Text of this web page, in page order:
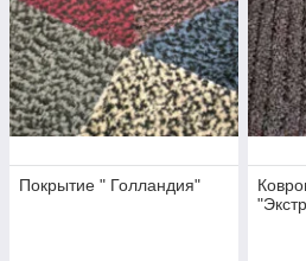
Покрытие " Голландия"